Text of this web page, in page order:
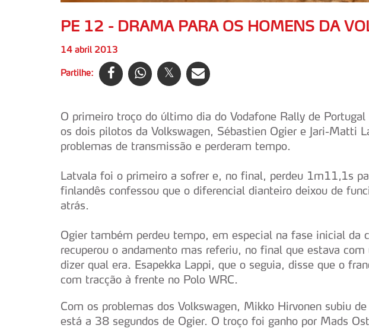
PE 12 - DRAMA PARA OS HOMENS DA
14 abril 2013
Partilhe:
O primeiro troço do último dia do Vodafone Rally de
os dois pilotos da Volkswagen, Sébastien Ogier e Jari-Matti
problemas de transmissão e perderam tempo.
Latvala foi o primeiro a sofrer e, no final, perdeu 1m11,1s
finlandês confessou que o diferencial dianteiro deixou de
atrás.
Ogier também perdeu tempo, em especial na fase inicial da
recuperou o andamento mas referiu, no final que estava
dizer qual era. Esapekka Lappi, que o seguia, disse que o
com tracção à frente no Polo WRC.
Com os problemas dos Volkswagen, Mikko Hirvonen subiu
está a 38 segundos de Ogier. O troço foi ganho por Mads